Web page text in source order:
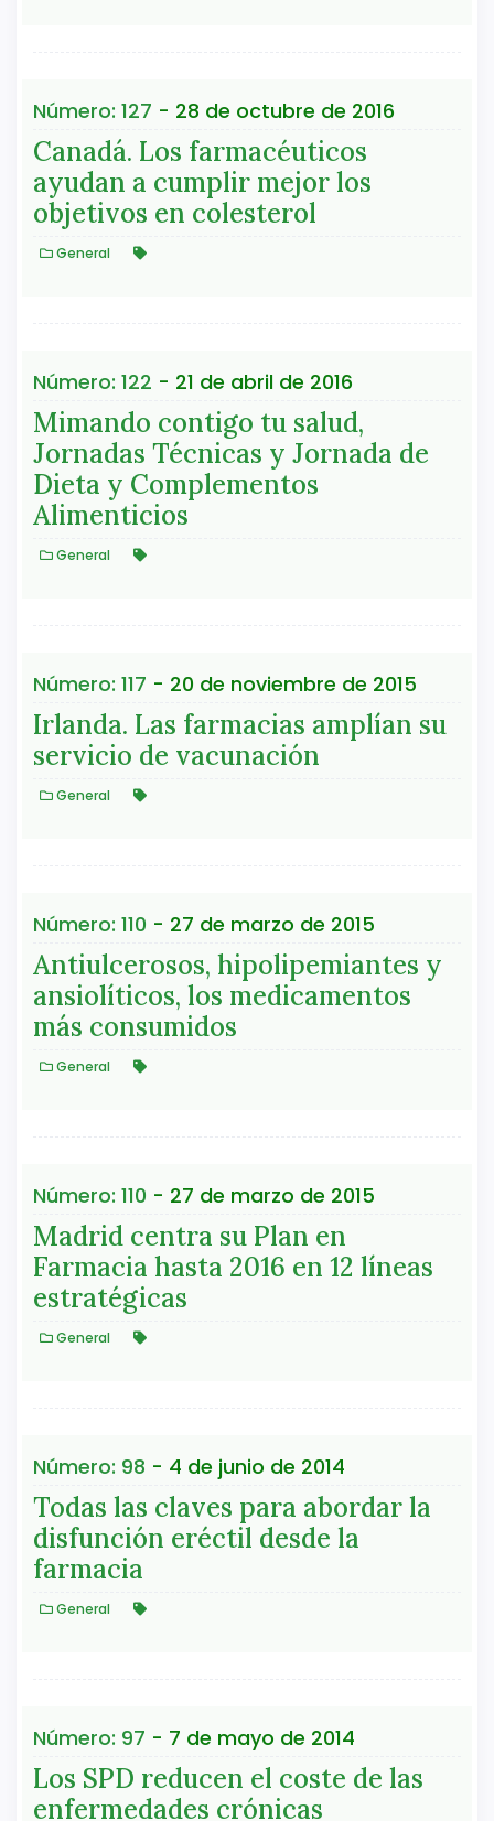
Número: 127 - 28 de octubre de 2016
Canadá. Los farmacéuticos
ayudan a cumplir mejor los
objetivos en colesterol
General
Número: 122 - 21 de abril de 2016
Mimando contigo tu salud,
Jornadas Técnicas y Jornada de
Dieta y Complementos
Alimenticios
General
Número: 117 - 20 de noviembre de 2015
Irlanda. Las farmacias amplían su
servicio de vacunación
General
Número: 110 - 27 de marzo de 2015
Antiulcerosos, hipolipemiantes y
ansiolíticos, los medicamentos
más consumidos
General
Número: 110 - 27 de marzo de 2015
Madrid centra su Plan en
Farmacia hasta 2016 en 12 líneas
estratégicas
General
Número: 98 - 4 de junio de 2014
Todas las claves para abordar la
disfunción eréctil desde la
farmacia
General
Número: 97 - 7 de mayo de 2014
Los SPD reducen el coste de las
enfermedades crónicas